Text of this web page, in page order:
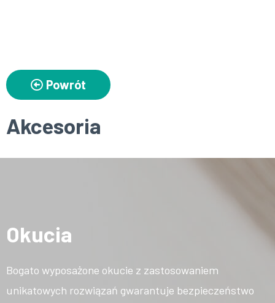
Powrót
Akcesoria
Okucia
Bogato wyposażone okucie z zastosowaniem
unikatowych rozwiązań gwarantuje bezpieczeństwo